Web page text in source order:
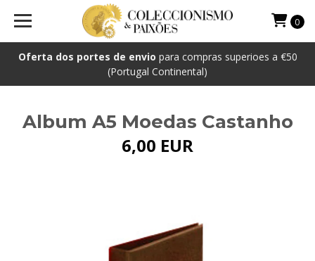
Oferta dos portes de envio para compras superioes a €50
(Portugal Continental)
0
Album A5 Moedas Castanho
6,00 EUR